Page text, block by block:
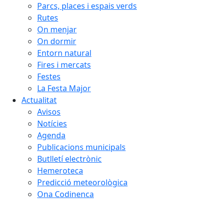
Parcs, places i espais verds
Rutes
On menjar
On dormir
Entorn natural
Fires i mercats
Festes
La Festa Major
Actualitat
Avisos
Notícies
Agenda
Publicacions municipals
Butlletí electrònic
Hemeroteca
Predicció meteorològica
Ona Codinenca